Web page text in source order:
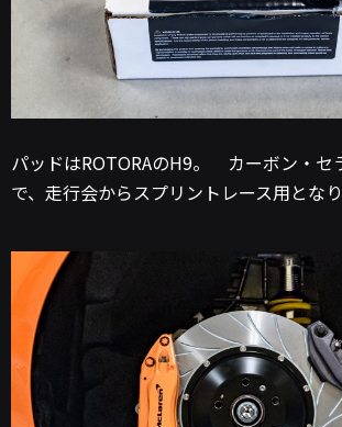
パッドはROTORAのH9。 カーボン・セ
で、走行会からスプリントレース用となり